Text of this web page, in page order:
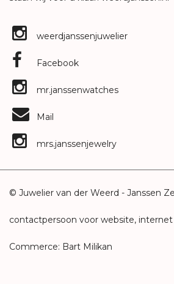
weerdjanssenjuwelier
Facebook
mr.janssenwatches
Mail
mrs.janssenjewelry
© Juwelier van der Weerd - Janssen
contactpersoon voor website,
Commerce: Bart Milikan